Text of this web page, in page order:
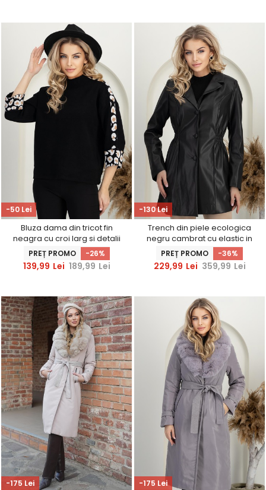
-50 Lei
Bluza dama din tricot fin
neagra cu croi larg si detalii
animal print
PREȚ PROMO -26%
139,99 Lei 189,99 Lei
-130 Lei
Trench din piele ecologica
negru cambrat cu elastic in
talie
PREȚ PROMO -36%
229,99 Lei 359,99 Lei
-175 Lei -175 Lei